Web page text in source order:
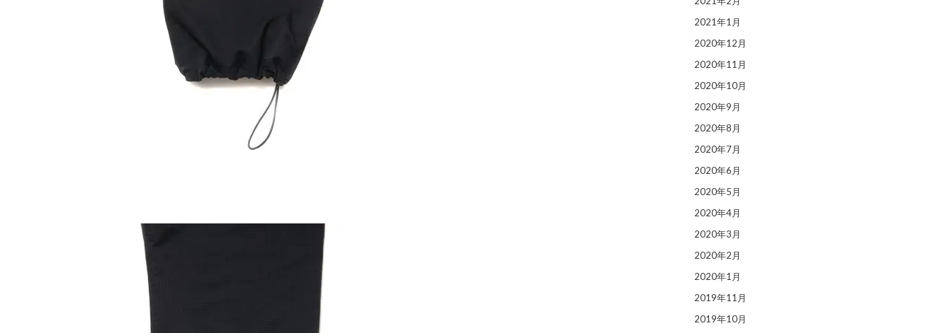
2021年1月
2020年12月
2020年11月
2020年10月
2020年9月
2020年8月
2020年7月
2020年6月
2020年5月
2020年4月
2020年3月
2020年2月
2020年1月
2019年11月
2019年10月